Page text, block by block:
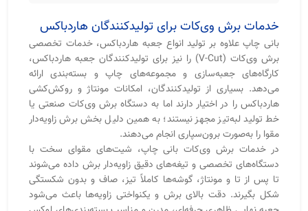
امکان انجام خدمات V-Cut برای انواع مقوای هاردباکس در ابعاد و
ضخامت‌های مختلف وجود دارد و سفارش‌ها می‌توانند به‌صورت تیراژ
محدود یا تولید انبوه انجام شوند. همچنین مجموعه‌هایی که خط
تولید جعبه دارند، می‌توانند شیت خام خود را برای برش وی‌کات
ارسال کرده و ادامه مراحل مونتاژ و روکش‌کشی را در مجموعه خود
انجام دهند.
این خدمات برای تولید جعبه‌های:
هاردباکس لوکس
جعبه ساعت
جعبه طلا و جواهر
جعبه موبایل و دیجیتال
جعبه عطر و ادکلن